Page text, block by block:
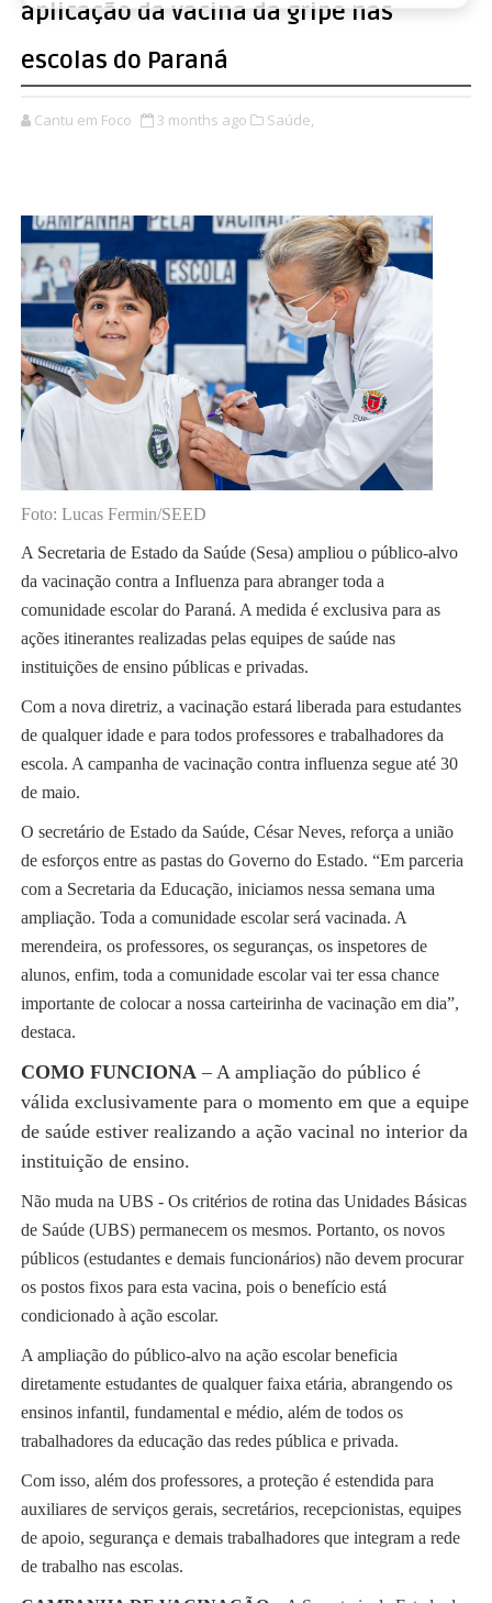
aplicação da vacina da gripe nas
escolas do Paraná
Cantu em Foco 3 months ago Saúde,
Foto: Lucas Fermin/SEED
A Secretaria de Estado da Saúde (Sesa) ampliou o público-alvo
da vacinação contra a Influenza para abranger toda a
comunidade escolar do Paraná. A medida é exclusiva para as
ações itinerantes realizadas pelas equipes de saúde nas
instituições de ensino públicas e privadas.
Com a nova diretriz, a vacinação estará liberada para estudantes
de qualquer idade e para todos professores e trabalhadores da
escola. A campanha de vacinação contra influenza segue até 30
de maio.
O secretário de Estado da Saúde, César Neves, reforça a união
de esforços entre as pastas do Governo do Estado. “Em parceria
com a Secretaria da Educação, iniciamos nessa semana uma
ampliação. Toda a comunidade escolar será vacinada. A
merendeira, os professores, os seguranças, os inspetores de
alunos, enfim, toda a comunidade escolar vai ter essa chance
importante de colocar a nossa carteirinha de vacinação em dia”,
destaca.
COMO FUNCIONA– A ampliação do público é
válida exclusivamente para o momento em que a equipe
de saúde estiver realizando a ação vacinal no interior da
instituição de ensino.
Não muda na UBS - Os critérios de rotina das Unidades Básicas
de Saúde (UBS) permanecem os mesmos. Portanto, os novos
públicos (estudantes e demais funcionários) não devem procurar
os postos fixos para esta vacina, pois o benefício está
condicionado à ação escolar.
A ampliação do público-alvo na ação escolar beneficia
diretamente estudantes de qualquer faixa etária, abrangendo os
ensinos infantil, fundamental e médio, além de todos os
trabalhadores da educação das redes pública e privada.
Com isso, além dos professores, a proteção é estendida para
auxiliares de serviços gerais, secretários, recepcionistas, equipes
de apoio, segurança e demais trabalhadores que integram a rede
de trabalho nas escolas.